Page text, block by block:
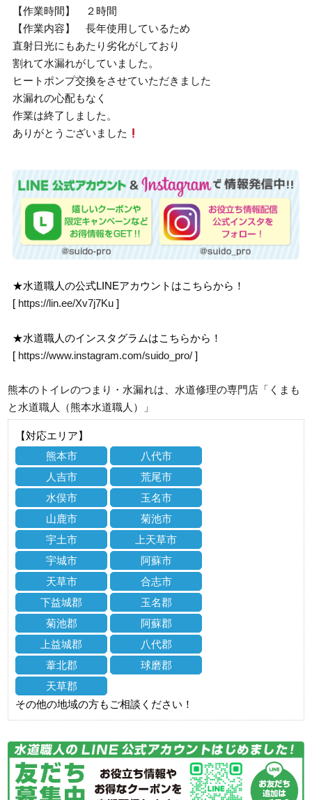
【作業時間】 ２時間
【作業内容】 長年使用しているため
直射日光にもあたり劣化がしており
割れて水漏れがしていました。
ヒートポンプ交換をさせていただきました
水漏れの心配もなく
作業は終了しました。
ありがとうございました
★水道職人の公式LINEアカウントはこちらから！
[ https://lin.ee/Xv7j7Ku ]
★水道職人のインスタグラムはこちらから！
[ https://www.instagram.com/suido_pro/ ]
熊本のトイレのつまり・水漏れは、水道修理の専門店「くまも
と水道職人（熊本水道職人）」
【対応エリア】
熊本市
八代市
人吉市
荒尾市
水俣市
玉名市
山鹿市
菊池市
宇土市
上天草市
宇城市
阿蘇市
天草市
合志市
下益城郡
玉名郡
菊池郡
阿蘇郡
上益城郡
八代郡
葦北郡
球磨郡
天草郡
その他の地域の方もご相談ください！